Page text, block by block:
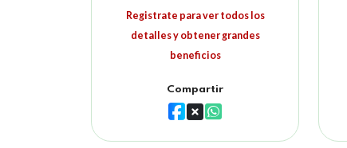
Registrate para ver todos los
detalles y obtener grandes
beneficios
Compartir